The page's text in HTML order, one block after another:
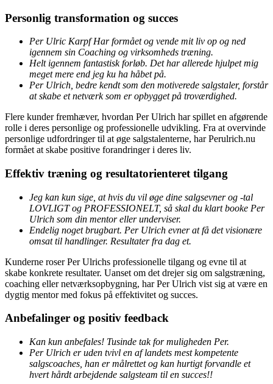
Personlig transformation og succes
Per Ulric Karpf Har formået og vende mit liv op og ned
igennem sin Coaching og virksomheds træning.
Helt igennem fantastisk forløb. Det har allerede hjulpet mig
meget mere end jeg ku ha håbet på.
Per Ulrich, bedre kendt som den motiverede salgstaler, forstår
at skabe et netværk som er opbygget på troværdighed.
Flere kunder fremhæver, hvordan Per Ulrich har spillet en afgørende
rolle i deres personlige og professionelle udvikling. Fra at overvinde
personlige udfordringer til at øge salgstalenterne, har Perulrich.nu
formået at skabe positive forandringer i deres liv.
Effektiv træning og resultatorienteret tilgang
Jeg kan kun sige, at hvis du vil øge dine salgsevner og -tal
LOVLIGT og PROFESSIONELT, så skal du klart booke Per
Ulrich som din mentor eller underviser.
Endelig noget brugbart. Per Ulrich evner at få det visionære
omsat til handlinger. Resultater fra dag et.
Kunderne roser Per Ulrichs professionelle tilgang og evne til at
skabe konkrete resultater. Uanset om det drejer sig om salgstræning,
coaching eller netværksopbygning, har Per Ulrich vist sig at være en
dygtig mentor med fokus på effektivitet og succes.
Anbefalinger og positiv feedback
Kan kun anbefales! Tusinde tak for muligheden Per.
Per Ulrich er uden tvivl en af landets mest kompetente
salgscoaches, han er målrettet og kan hurtigt forvandle et
hvert hårdt arbejdende salgsteam til en succes!!